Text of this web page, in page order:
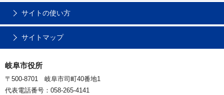
サイトの使い方
サイトマップ
岐阜市役所
〒500-8701 岐阜市司町40番地1
代表電話番号：058-265-4141